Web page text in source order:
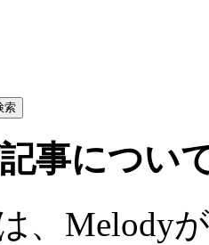
事につい
、Melody